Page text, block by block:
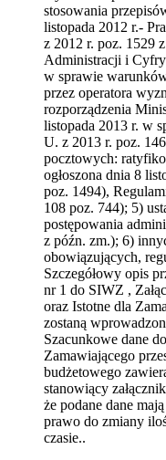
stosowania
listopada 2012 r.-
z 2012 r. poz. 1529
Administracji i
w sprawie
przez operatora
rozporządzenia
listopada 2013 r. w
U. z 2013 r. poz.
pocztowych:
ogłoszona dnia 8
poz. 1494),
108 poz. 744); 5)
postępowania
z późn. zm.); 6)
obowiązujących,
Szczegółowy opis
nr 1 do SIWZ ,
oraz Istotne dla
zostaną
Szacunkowe dane
Zamawiającego
budżetowego
stanowiący
że podane dane
prawo do zmiany
czasie..